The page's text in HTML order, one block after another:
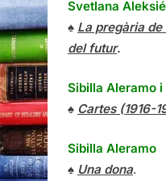
Svetlana
♠ La pregària
del futur.
Sibilla Aleramo i
♠ Cartes (1916-
Sibilla Aleramo
♠ Una dona.